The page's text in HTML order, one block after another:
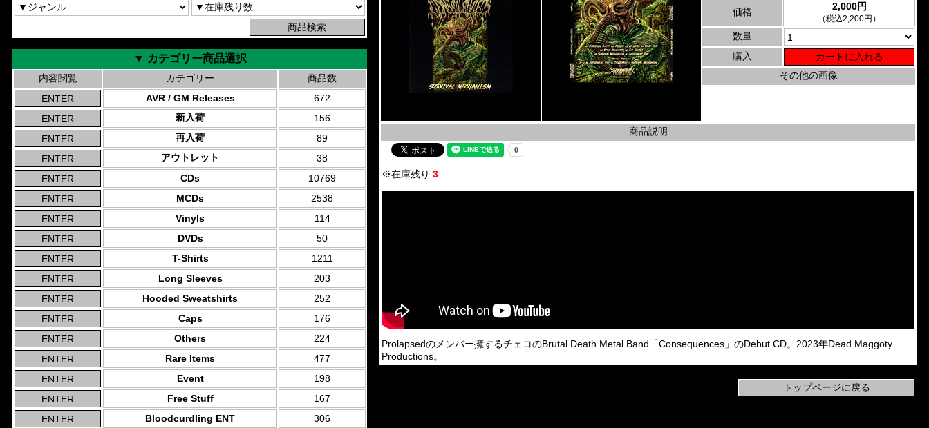
▼ カテゴリー商品選択
内容閲覧 カテゴリー
商品数
AVR / GM Releases
672
新入荷
156
再入荷
89
アウトレット
38
CDs
10769
MCDs
2538
Vinyls
114
DVDs
50
T-Shirts
1211
Long Sleeves
203
Hooded Sweatshirts
252
Caps
176
Others
224
Rare Items
477
Event
198
Free Stuff
167
Bloodcurdling ENT
306
価格 2,000円
（税込2,200円）
数量
購入
その他の画像
商品説明
※在庫残り 3
Prolapsedのメンバー擁するチェコのBrutal Death Metal Band「Consequences」のDebut CD。2023年Dead Maggoty
Productions。